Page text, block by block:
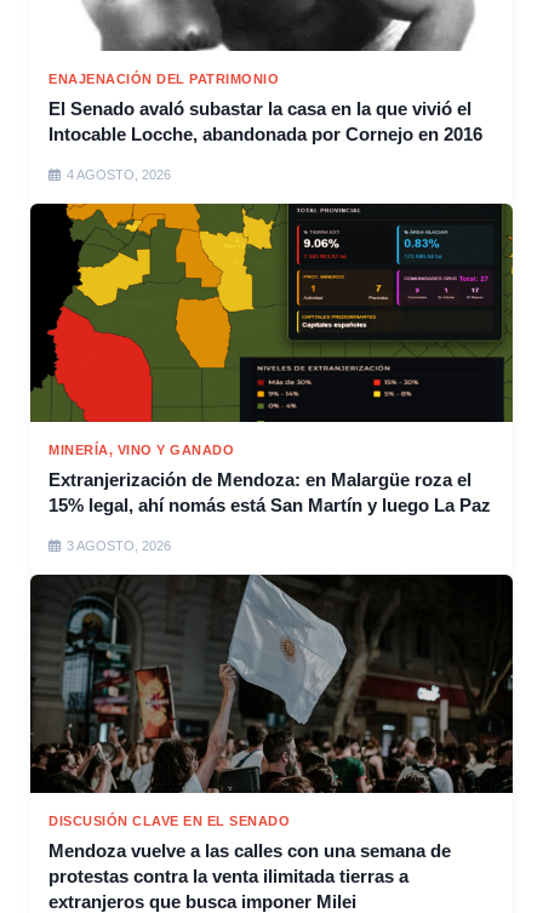
ENAJENACIÓN DEL PATRIMONIO
El Senado avaló subastar la casa en la que vivió el
Intocable Locche, abandonada por Cornejo en 2016
4 AGOSTO, 2026
MINERÍA, VINO Y GANADO
Extranjerización de Mendoza: en Malargüe roza el
15% legal, ahí nomás está San Martín y luego La Paz
3 AGOSTO, 2026
DISCUSIÓN CLAVE EN EL SENADO
Mendoza vuelve a las calles con una semana de
protestas contra la venta ilimitada tierras a
extranjeros que busca imponer Milei